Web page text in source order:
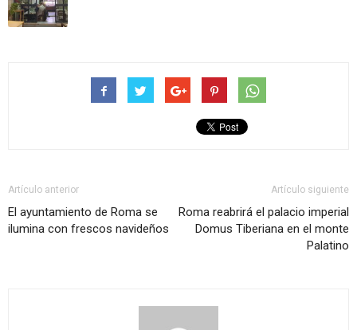
Artículo anterior
El ayuntamiento de Roma se
ilumina con frescos navideños
Artículo siguiente
Roma reabrirá el palacio imperial
Domus Tiberiana en el monte
Palatino